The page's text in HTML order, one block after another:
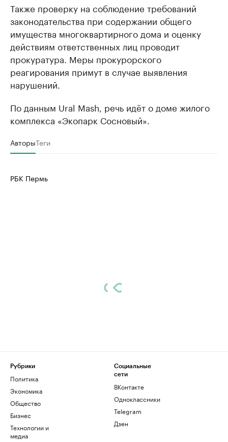
Также проверку на соблюдение требований
законодательства при содержании общего
имущества многоквартирного дома и оценку
действиям ответственных лиц проводит
прокуратура. Меры прокурорского
реагирования примут в случае выявления
нарушений.
По данным Ural Mash, речь идёт о доме жилого
комплекса «Экопарк Сосновый».
АвторыТеги
РБК Пермь
Рубрики
Политика
Экономика
Общество
Бизнес
Технологии и
медиа
Социальные
сети
ВКонтакте
Одноклассники
Telegram
Дзен